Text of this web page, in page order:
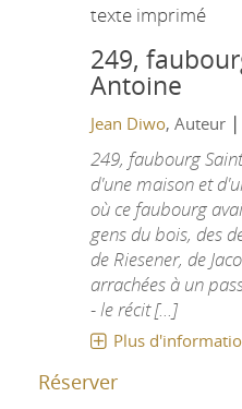
texte imprimé
249,
Antoine
Jean Diwo, Auteur |
249, faubourg
d'une maison et
où ce faubourg
gens du bois, des
de Riesener, de
arrachées à un
- le récit [...]
Plus
Réserver